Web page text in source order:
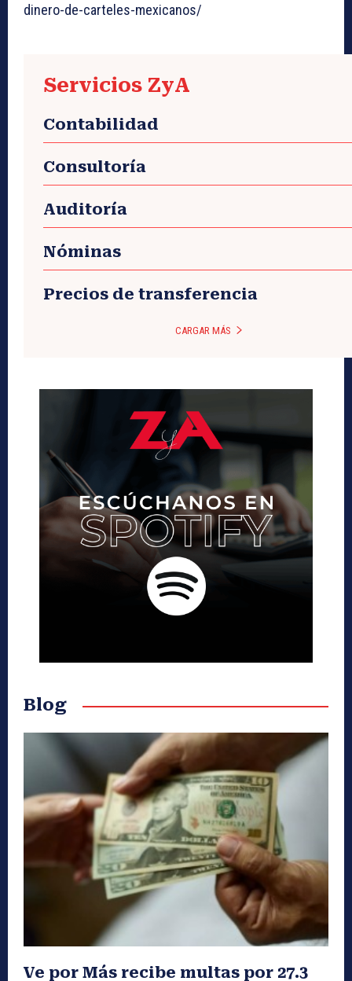
dinero-de-carteles-mexicanos/
Servicios ZyA
Contabilidad
Consultoría
Auditoría
Nóminas
Precios de transferencia
CARGAR MÁS
Blog
Ve por Más recibe multas por 27.3